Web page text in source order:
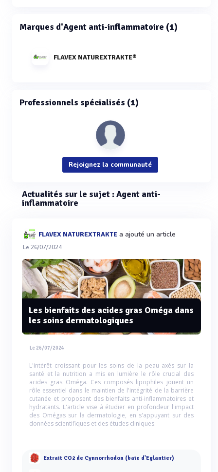
Marques d'Agent anti-inflammatoire (1)
FLAVEX NATUREXTRAKTE®
Professionnels spécialisés (1)
Rejoignez la communauté
Actualités sur le sujet : Agent anti-
inflammatoire
FLAVEX NATUREXTRAKTE a ajouté un article
Le 26/07/2024
Les bienfaits des acides gras Oméga dans
les soins dermatologiques
Le 26/07/2024
L'intérêt croissant pour les soins de la peau axés sur la
santé et la nutrition a mis en lumière le rôle crucial des
acides gras Oméga. Ces composés lipophiles jouent un
rôle essentiel dans le maintien de l'intégrité de la barrière
cutanée et proposent des bienfaits anti-inflammatoires et
hydratants. L'article vise à étudier en profondeur l'impact
des Omégas sur la dermatologie, en s'appuyant sur des
données scientifiques et des études cliniques.
Extrait CO2 de Cynnorrhodon (baie d'Eglantier)